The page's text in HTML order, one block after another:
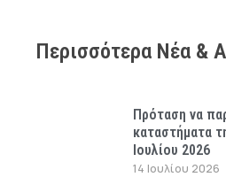
Περισσότερα Νέα &
Πρόταση να
καταστήματα
Ιουλίου 2026
14 Ιουλίου 2026